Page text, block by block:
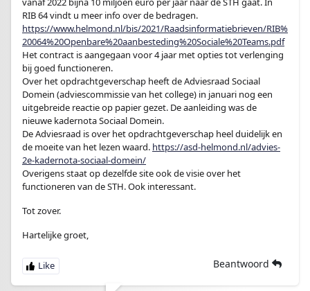
RIB 64 vindt u meer info over de bedragen.
https://www.helmond.nl/bis/2021/Raadsinformatiebrieven/RIB%
20064%20Openbare%20aanbesteding%20Sociale%20Teams.pdf
Het contract is aangegaan voor 4 jaar met opties tot verlenging
bij goed functioneren.
Over het opdrachtgeverschap heeft de Adviesraad Sociaal
Domein (adviescommissie van het college) in januari nog een
uitgebreide reactie op papier gezet. De aanleiding was de
nieuwe kadernota Sociaal Domein.
De Adviesraad is over het opdrachtgeverschap heel duidelijk en
de moeite van het lezen waard. https://asd-helmond.nl/advies-
2e-kadernota-sociaal-domein/
Overigens staat op dezelfde site ook de visie over het
functioneren van de STH. Ook interessant.
Tot zover.
Hartelijke groet,
Beantwoord